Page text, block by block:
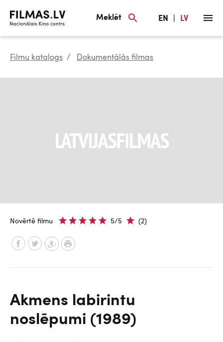
Meklēt EN LV
Filmu katalogs Dokumentālās filmas
Novērtē filmu 5/5 (2)
Akmens labirintu
noslēpumi (1989)